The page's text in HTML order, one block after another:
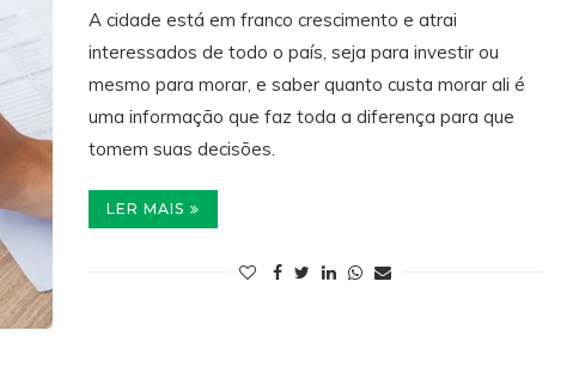
A cidade está em franco crescimento e atrai
interessados de todo o país, seja para investir ou
mesmo para morar, e saber quanto custa morar ali é
uma informação que faz toda a diferença para que
tomem suas decisões.
LER MAIS